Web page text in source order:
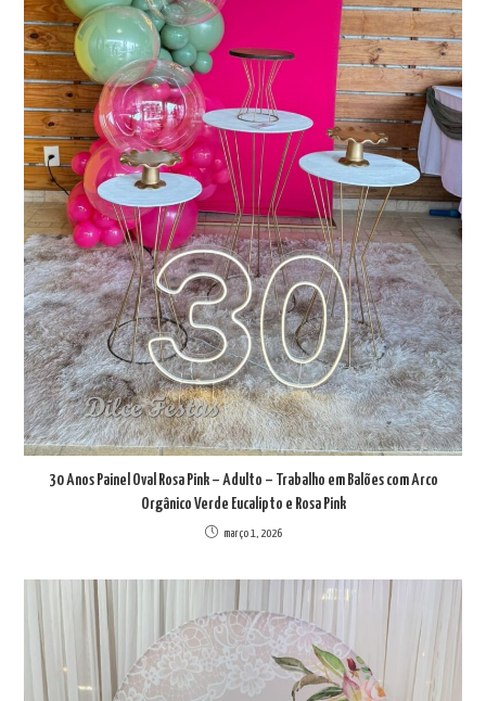
30 Anos Painel Oval Rosa Pink – Adulto – Trabalho em Balões com Arco
Orgânico Verde Eucalipto e Rosa Pink
março 1, 2026